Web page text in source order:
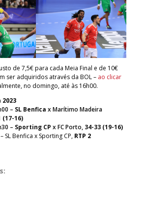
de 7,5€ para cada Meia Final e de 10€
ser adquiridos através da BOL – ao clicar
no domingo, até às 16h00.
– SL Benfica x Marítimo Madeira
(17-16)
– Sporting CP x FC Porto, 34-33 (19-16)
SL Benfica x Sporting CP, RTP 2